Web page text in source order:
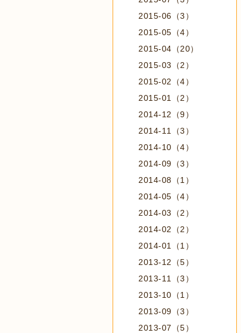
2015-06（3）
2015-05（4）
2015-04（20）
2015-03（2）
2015-02（4）
2015-01（2）
2014-12（9）
2014-11（3）
2014-10（4）
2014-09（3）
2014-08（1）
2014-05（4）
2014-03（2）
2014-02（2）
2014-01（1）
2013-12（5）
2013-11（3）
2013-10（1）
2013-09（3）
2013-07（5）